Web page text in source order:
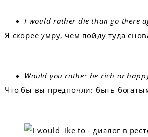
I would rather die than go there
Я скорее умру, чем пойду туда
Would you rather be rich or
Что бы вы предпочли: быть